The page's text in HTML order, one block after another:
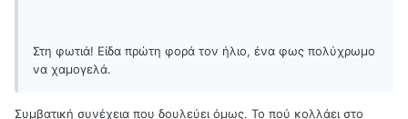
Στη φωτιά! Είδα πρώτη φορά τον ήλιο, ένα φως πολύχρωμο
να χαμογελά.
Συμβατική συνέχεια που δουλεύει όμως. Το πού κολλάει στο